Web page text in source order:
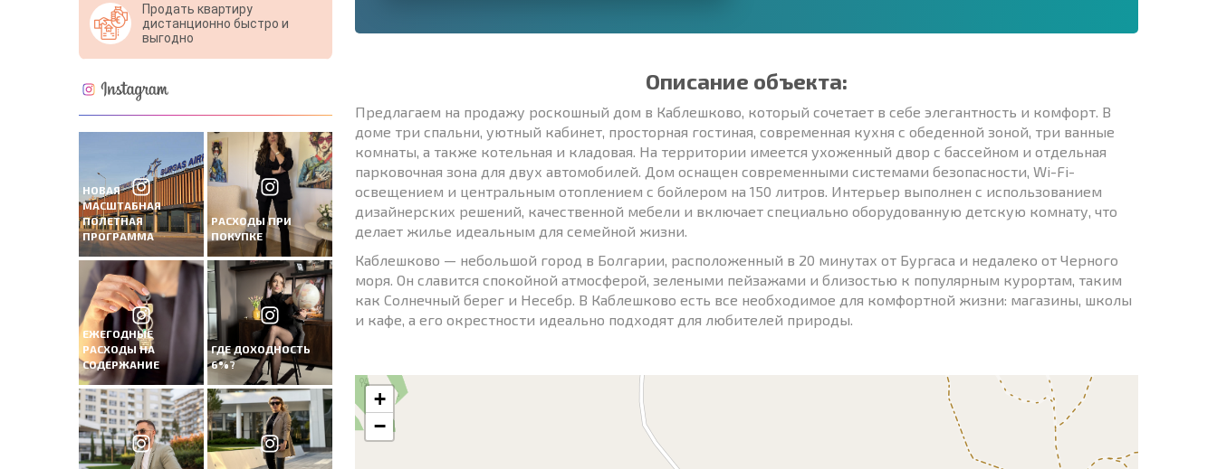
Продать квартиру
дистанционно быстро и
выгодно
НОВАЯ
МАСШТАБНАЯ
ПОЛЕТНАЯ
ПРОГРАММА
РАСХОДЫ ПРИ
ПОКУПКЕ
ЕЖЕГОДНЫЕ
РАСХОДЫ НА
СОДЕРЖАНИЕ
ГДЕ ДОХОДНОСТЬ
6%?
Описание объекта:
Предлагаем на продажу роскошный дом в Каблешково, который сочетает в себе элегантность и комфорт. В
доме три спальни, уютный кабинет, просторная гостиная, современная кухня с обеденной зоной, три ванные
комнаты, а также котельная и кладовая. На территории имеется ухоженный двор с бассейном и отдельная
парковочная зона для двух автомобилей. Дом оснащен современными системами безопасности, Wi-Fi-
освещением и центральным отоплением с бойлером на 150 литров. Интерьер выполнен с использованием
дизайнерских решений, качественной мебели и включает специально оборудованную детскую комнату, что
делает жилье идеальным для семейной жизни.
Каблешково — небольшой город в Болгарии, расположенный в 20 минутах от Бургаса и недалеко от Черного
моря. Он славится спокойной атмосферой, зелеными пейзажами и близостью к популярным курортам, таким
как Солнечный берег и Несебр. В Каблешково есть все необходимое для комфортной жизни: магазины, школы
и кафе, а его окрестности идеально подходят для любителей природы.
+
−